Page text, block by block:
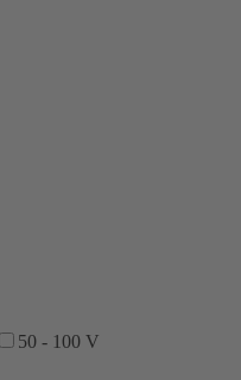
50 - 100 V